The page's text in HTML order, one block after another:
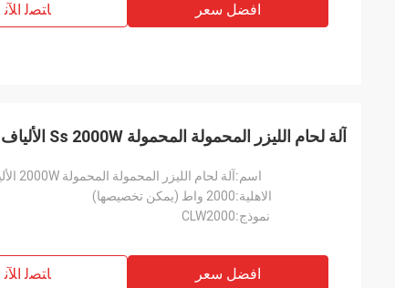
افضل سعر ﺎﺘﺼﻟ ﺍﻶﻧ
آلة لحام الليزر المحمولة المحمولة Ss 2000W الألياف الليزر لحام
اسم:آلة لحام الليزر المحمولة المحمولة 2000W الألياف الليزر لحام
الاهلية:2000 واط (يمكن تخصيصها)
نموذج:CLW2000
افضل سعر ﺎﺘﺼﻟ ﺍﻶﻧ